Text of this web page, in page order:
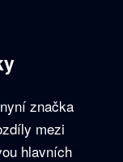
značka
mezi
hlavních